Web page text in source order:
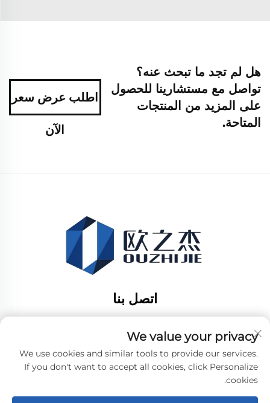
هل لم تجد ما تبحث عنه؟
تواصل مع مستشارينا للحصول
على المزيد من المنتجات
المتاحة.
اطلب عرض سعر
الآن
اتصل بنا
مدينة جياشينغ، مقاطعة تشيجيانغ، الصين
هاتف:+86-19106782098
البريد الإلكتروني:sales@purful.com
We value your privacy
We use cookies and similar tools to provide our services.
If you don't want to accept all cookies, click Personalize
cookies.